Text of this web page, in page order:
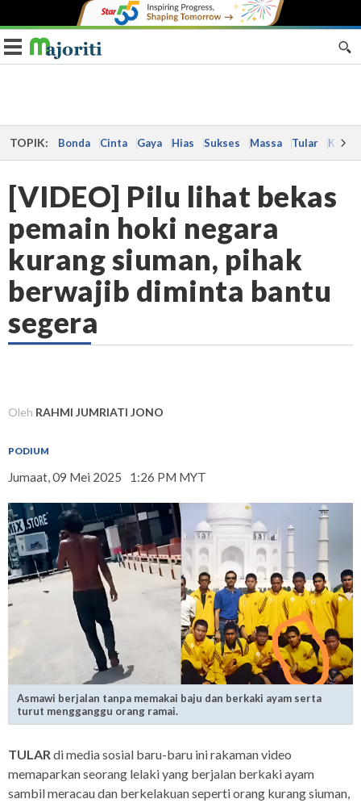
Toggle navigation
TOPIK: Bonda Cinta Gaya Hias Sukses Massa Tular Kes
[VIDEO] Pilu lihat bekas
pemain hoki negara
kurang siuman, pihak
berwajib diminta bantu
segera
Oleh RAHMI JUMRIATI JONO
PODIUM
Jumaat, 09 Mei 2025 1:26 PM MYT
Asmawi berjalan tanpa memakai baju dan berkaki ayam serta
turut mengganggu orang ramai.
TULAR di media sosial baru-baru ini rakaman video
memaparkan seorang lelaki yang berjalan berkaki ayam
sambil meracau dan berkelakuan seperti orang kurang siuman,